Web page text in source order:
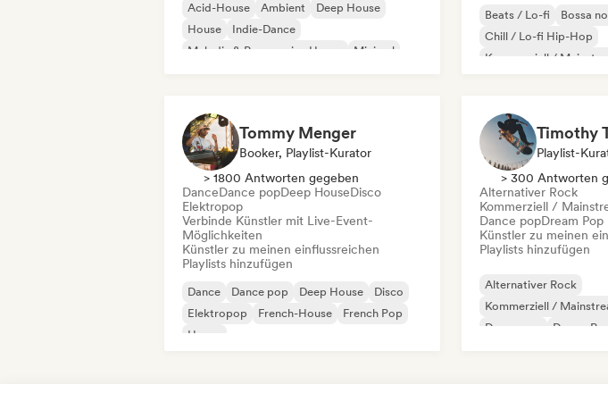
Acid-House Ambient
Deep House
House
Indie-Dance
Melodic & Progressive House
Minimal
Beats / Lo-fi
Bossa
Chill / Lo-fi Hip-Hop
Kommerziell /
Tommy Menger
Booker, Playlist-Kurator
> 1800 Antworten gegeben
DanceDance popDeep HouseDisco
Elektropop
Verbinde Künstler mit Live-Event-
Möglichkeiten
Künstler zu meinen einflussreichen
Playlists hinzufügen
Dance Dance pop Deep House
Disco
Elektropop
French-House
French Pop
House
Timothy
Playlist-
> 300 Antworten
Alternativer Rock
Kommerziell /
Dance popDream Pop
Künstler zu meinen
Playlists hinzufügen
Alternativer Rock
Kommerziell /
Dance pop
Dream Pop